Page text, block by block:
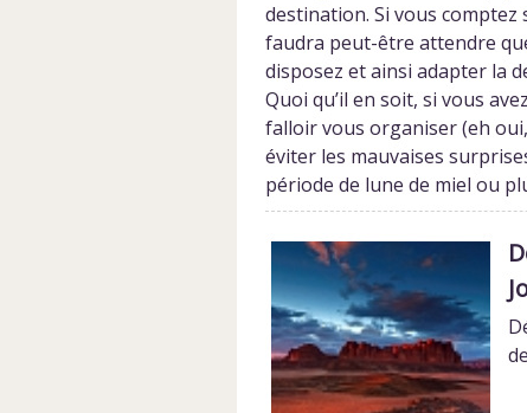
destination. Si vous
faudra peut-être attendre
disposez et ainsi adapter la
Quoi qu’il en soit, si vous
falloir vous organiser (eh
éviter les mauvaises
période de lune de miel ou